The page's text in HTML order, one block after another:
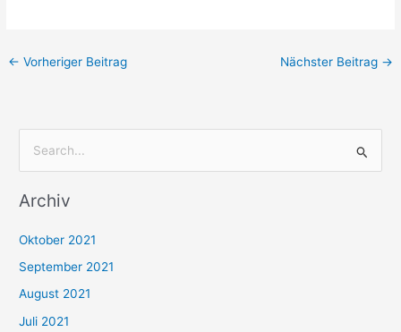
← Vorheriger Beitrag Nächster Beitrag →
c
n
n
a
Archiv
Oktober 2021
September 2021
August 2021
Juli 2021